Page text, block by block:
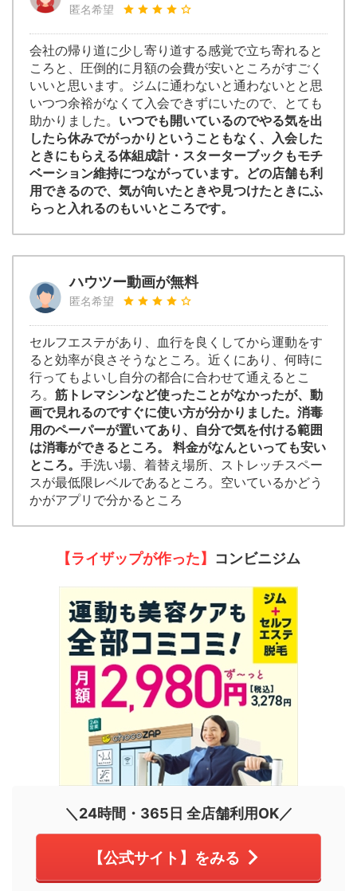
匿名希望
会社の帰り道に少し寄り道する感覚で立ち寄れると
ころと、圧倒的に月額の会費が安いところがすごく
いいと思います。ジムに通わないと通わないとと思
いつつ余裕がなくて入会できずにいたので、とても
助かりました。 いつでも開いているのでやる気を出
したら休みでがっかりということもなく、入会した
ときにもらえる体組成計・スターターブックもモチ
ベーション維持につながっています。どの店舗も利
用できるので、気が向いたときや見つけたときにふ
らっと入れるのもいいところです。
ハウツー動画が無料
匿名希望
セルフエステがあり、血行を良くしてから運動をす
ると効率が良さそうなところ。近くにあり、何時に
行ってもよいし自分の都合に合わせて通えるとこ
ろ。 筋トレマシンなど使ったことがなかったが、動
画で見れるのですぐに使い方が分かりました。消毒
用のペーパーが置いてあり、自分で気を付ける範囲
は消毒ができるところ。 料金がなんといっても安い
ところ。 手洗い場、着替え場所、ストレッチスペー
スが最低限レベルであるところ。空いているかどう
かがアプリで分かるところ
【ライザップが作った】 コンビニジム
＼24時間・365日 全店舗利用OK／
【公式サイト】をみる